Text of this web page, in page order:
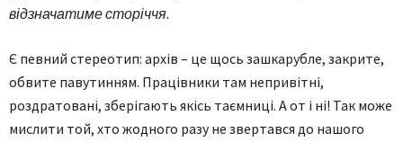
відзначатиме сторіччя.
Є певний стереотип: архів – це щось зашкарубле, закрите,
обвите павутинням. Працівники там непривітні,
роздратовані, зберігають якісь таємниці. А от і ні! Так може
мислити той, хто жодного разу не звертався до нашого